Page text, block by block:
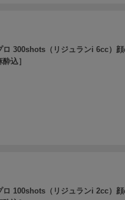
ロ 300shots（リジュランi 6cc）
込］
ロ 100shots（リジュランi 2cc）